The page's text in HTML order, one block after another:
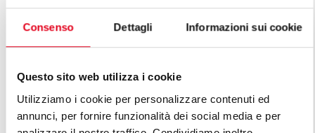
Consenso Dettagli Informazioni sui cookie
Questo sito web utilizza i cookie
Utilizziamo i cookie per personalizzare contenuti ed
annunci, per fornire funzionalità dei social media e per
Cucina